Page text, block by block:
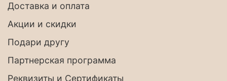
Доставка и оплата
Акции и скидки
Подари другу
Партнерская программа
Реквизиты и Сертификаты